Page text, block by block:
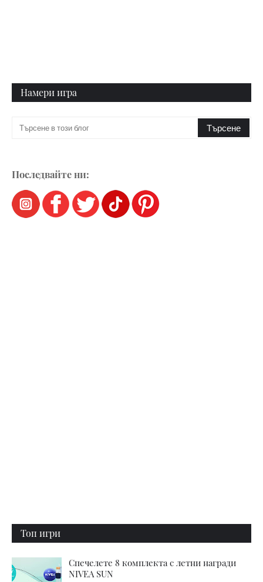
Намери игра
Последвайте ни:
Топ игри
Спечелете 8 комплекта с летни награди
NIVEA SUN